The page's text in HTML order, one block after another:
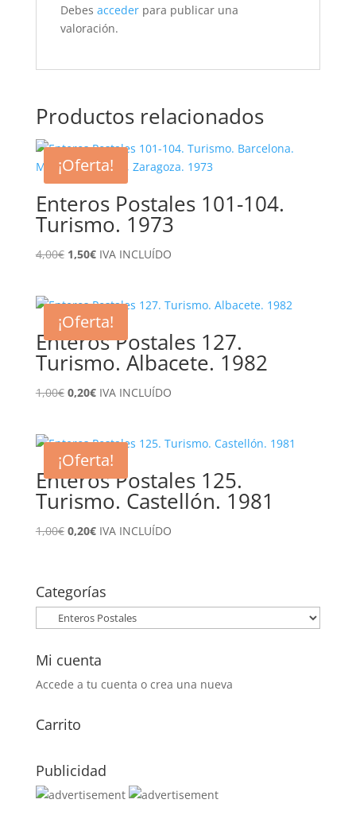
Debes accederpara publicar una
valoración.
Productos relacionados
¡Oferta!
Enteros Postales 101-104.
Turismo. 1973
4,00€ El
era:
4,00€.
1,50€El
es:
1,50€.
IVA INCLUÍDO
¡Oferta!
Enteros Postales 127.
Turismo. Albacete. 1982
1,00€ El
era:
1,00€.
0,20€El
es:
0,20€.
IVA INCLUÍDO
¡Oferta!
Enteros Postales 125.
Turismo. Castellón. 1981
1,00€ El
1,00€.
0,20€El
0,20€.
IVA INCLUÍDO
Categorías
Mi cuenta
Accede a tu cuenta o crea una nueva
Carrito
Publicidad